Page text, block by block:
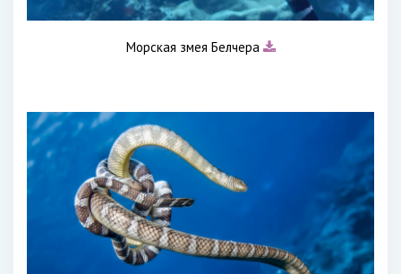
Морская змея Белчера